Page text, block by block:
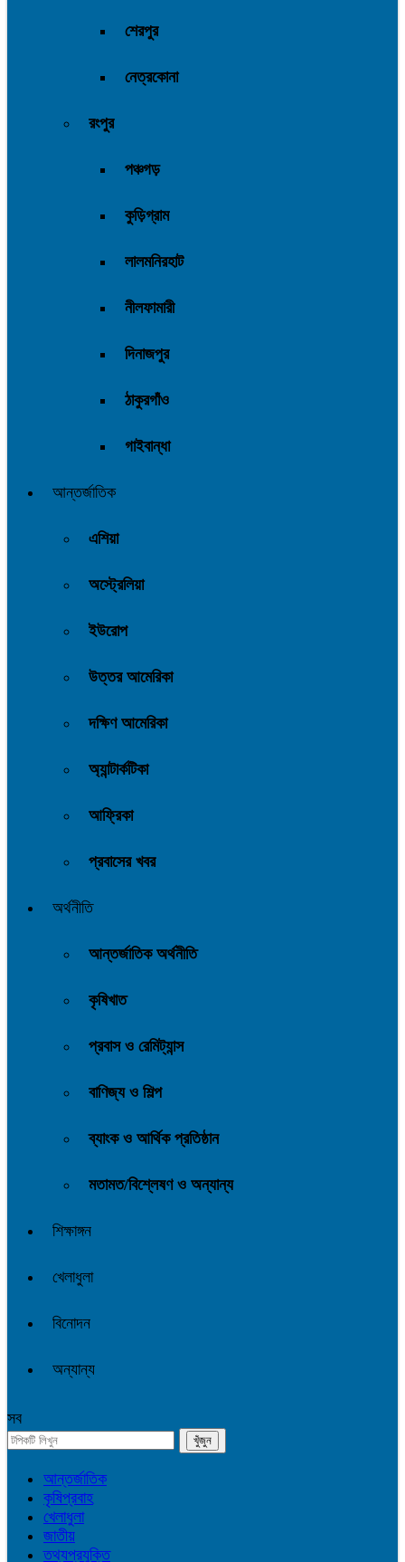
শেরপুর
নেত্রকোনা
রংপুর
পঞ্চগড়
কুড়িগ্রাম
লালমনিরহাট
নীলফামারী
দিনাজপুর
ঠাকুরগাঁও
গাইবান্ধা
আন্তর্জাতিক
এশিয়া
অস্ট্রেলিয়া
ইউরোপ
উত্তর আমেরিকা
দক্ষিণ আমেরিকা
অ্যান্টার্কটিকা
আফ্রিকা
প্রবাসের খবর
অর্থনীতি
আন্তর্জাতিক অর্থনীতি
কৃষিখাত
প্রবাস ও রেমিট্যান্স
বাণিজ্য ও শিল্প
ব্যাংক ও আর্থিক প্রতিষ্ঠান
মতামত/বিশ্লেষণ ও অন্যান্য
শিক্ষাঙ্গন
খেলাধুলা
বিনোদন
অন্যান্য
সব
আন্তর্জাতিক
কৃষিপ্রবাহ
খেলাধুলা
জাতীয়
তথ্যপ্রযুক্তি